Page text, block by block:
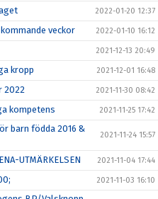
2022-01-20 12:37
veckor 2022-01-10 16:12
2021-12-13 20:49
kropp 2021-12-01 16:48
2022 2021-11-30 08:42
kompetens 2021-11-25 17:42
barn födda 2016 &
2021-11-24 15:57
UTMÄRKELSEN 2021-11-04 17:44
2021-11-03 16:10